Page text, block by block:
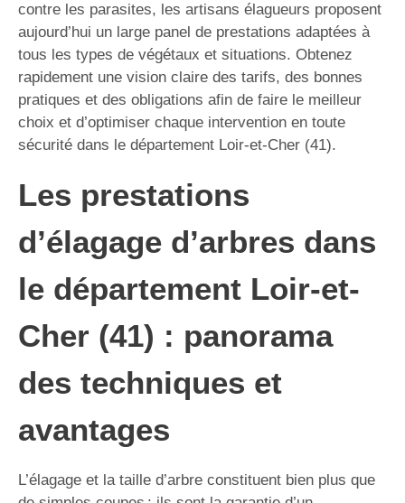
contre les parasites, les artisans élagueurs proposent
aujourd’hui un large panel de prestations adaptées à
tous les types de végétaux et situations. Obtenez
rapidement une vision claire des tarifs, des bonnes
pratiques et des obligations afin de faire le meilleur
choix et d’optimiser chaque intervention en toute
sécurité dans le département Loir-et-Cher (41).
Les prestations
d’élagage d’arbres dans
le département Loir-et-
Cher (41) : panorama
des techniques et
avantages
L’élagage et la taille d’arbre constituent bien plus que